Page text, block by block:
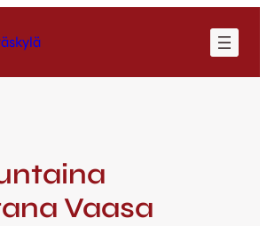
Vaasa